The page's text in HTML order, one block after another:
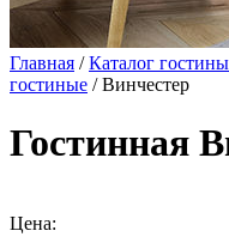
Главная /Каталог
гостиные / Винчестер
Гостинная
Цена: